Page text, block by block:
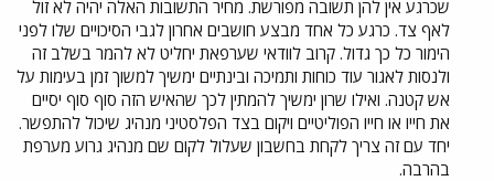
שכרגע אין להן תשובה מפורשת. מחיר התשובות האלה יהיה לא זול
לאף צד. כרגע כל אחד מבצע חושבים אחרון לגבי הסיכויים שלו לפני
הימור כל כך גדול. קרוב לוודאי שערפאת יחליט לא להמר בשלב זה
ולנסות לאגור עוד כוחות ותמיכה ובינתיים ימשיך למשוך זמן בעימות על
אש קטנה. ואילו שרון ימשיך להמתין לכך שהאיש הזה סוף סוף יסיים
את חייו או חייו הפוליטיים ויקום בצד הפלסטיני מנהיג שיכול להתפשר.
יחד עם זה צריך לקחת בחשבון שעלול לקום שם מנהיג גרוע מערפת
בהרבה.